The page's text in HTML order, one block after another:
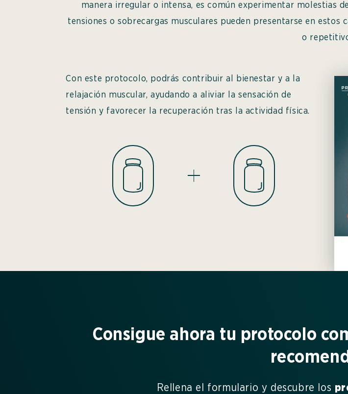
manera irregular o intensa, es común experimentar molestias
tensiones o sobrecargas musculares pueden presentarse en estos
o
Con este protocolo, podrás contribuir al bienestar y a la
relajación muscular, ayudando a aliviar la sensación de
tensión y favorecer la recuperación tras la actividad física.
Consigue ahora tu protocolo
Rellena el formulario y descubre los